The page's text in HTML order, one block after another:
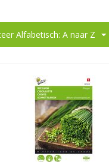
Alfabetisch: A naar Z